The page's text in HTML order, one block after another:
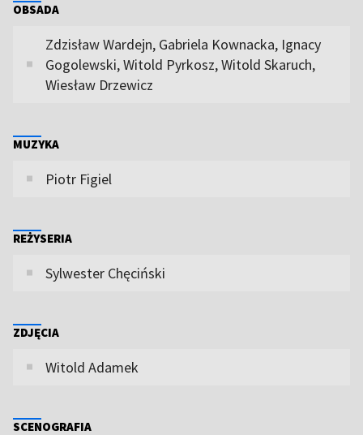
OBSADA
Zdzisław Wardejn, Gabriela Kownacka, Ignacy
Gogolewski, Witold Pyrkosz, Witold Skaruch,
Wiesław Drzewicz
MUZYKA
Piotr Figiel
REŻYSERIA
Sylwester Chęciński
ZDJĘCIA
Witold Adamek
SCENOGRAFIA